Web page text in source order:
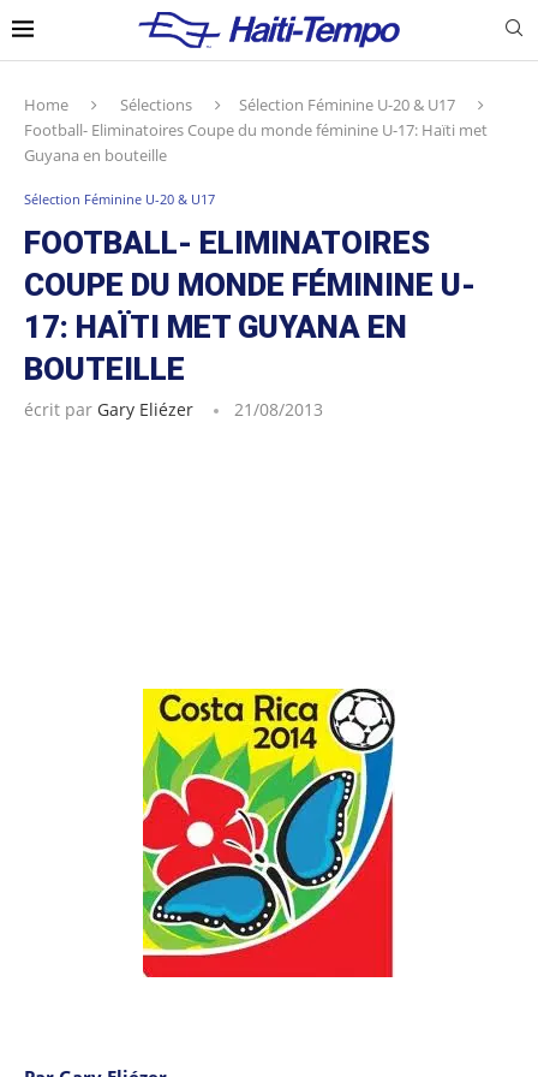
Home Sélections
Sélection Féminine U-20 & U17
Football- Eliminatoires Coupe du monde féminine U-17: Haïti met
Guyana en bouteille
Sélection Féminine U-20 & U17
FOOTBALL- ELIMINATOIRES
COUPE DU MONDE FÉMININE U-
17: HAÏTI MET GUYANA EN
BOUTEILLE
écrit par Gary Eliézer 21/08/2013